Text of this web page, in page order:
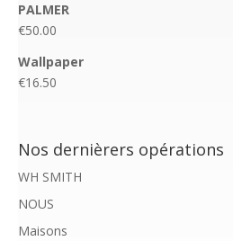
PALMER
€50.00
Wallpaper
€16.50
Nos dernièrers opérations
WH SMITH
NOUS
Maisons